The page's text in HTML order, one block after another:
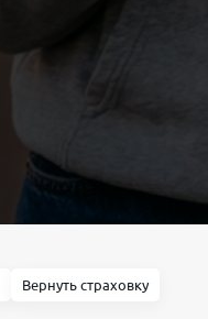
Вернуть страховку